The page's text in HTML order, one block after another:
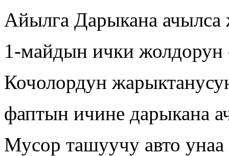
Айылга Дарыкана
1-майдын ички жолдорун
Кочолордун
фаптын ичине дарыкана
Мусор ташуучу авто